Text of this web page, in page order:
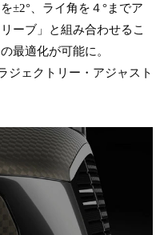
±2°、ライ角を４°までア
ーブ」と組み合わせるこ
最適化が可能に。
ジェクトリー・アジャスト